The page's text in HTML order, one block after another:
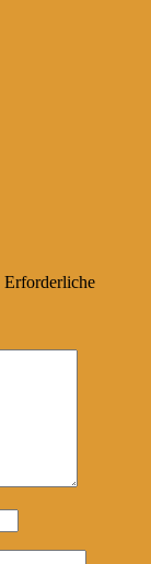
Erforderliche